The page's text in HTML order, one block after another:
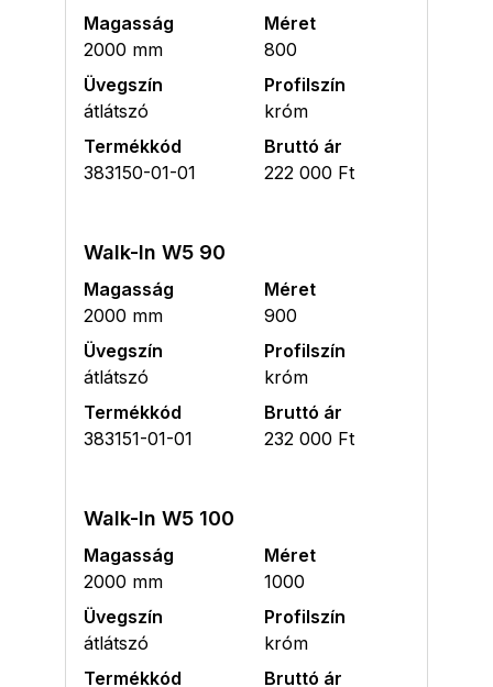
Magasság
2000 mm
Méret
800
Üvegszín
átlátszó
Profilszín
króm
Termékkód
383150-01-01
Bruttó ár
222 000 Ft
Walk-In W5 90
Magasság
2000 mm
Méret
900
Üvegszín
átlátszó
Profilszín
króm
Termékkód
383151-01-01
Bruttó ár
232 000 Ft
Walk-In W5 100
Magasság
2000 mm
Méret
1000
Üvegszín
átlátszó
Profilszín
króm
Termékkód
Bruttó ár